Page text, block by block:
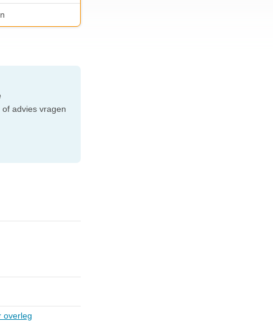
advies vragen
overleg